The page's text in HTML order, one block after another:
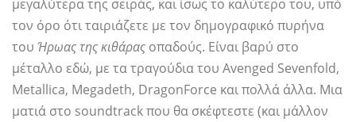
μεγαλύτερα της σειράς, και ίσως το καλύτερο του, υπό
τον όρο ότι ταιριάζετε με τον δημογραφικό πυρήνα
του Ήρωας της κιθάρας οπαδούς. Είναι βαρύ στο
μέταλλο εδώ, με τα τραγούδια του Avenged Sevenfold,
Metallica, Megadeth, DragonForce και πολλά άλλα. Μια
ματιά στο soundtrack που θα σκέφτεστε (και μάλλον